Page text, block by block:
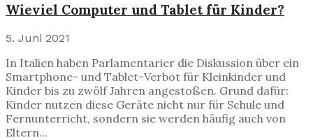
Wieviel Computer und Tablet für Kinder?
5. Juni 2021
In Italien haben Parlamentarier die Diskussion über ein
Smartphone- und Tablet-Verbot für Kleinkinder und
Kinder bis zu zwölf Jahren angestoßen. Grund dafür:
Kinder nutzen diese Geräte nicht nur für Schule und
Fernunterricht, sondern sie werden häufig auch von
Eltern...